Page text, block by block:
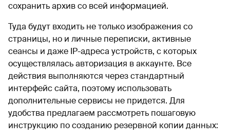
сохранить архив со всей информацией.
Туда будут входить не только изображения со
страницы, но и личные переписки, активные
сеансы и даже IP-адреса устройств, с которых
осуществлялась авторизация в аккаунте. Все
действия выполняются через стандартный
интерфейс сайта, поэтому использовать
дополнительные сервисы не придется. Для
удобства предлагаем рассмотреть пошаговую
инструкцию по созданию резервной копии данных: